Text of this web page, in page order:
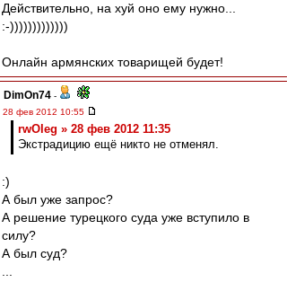
Действительно, на хуй оно ему нужно...
:-)))))))))))))
Онлайн армянских товарищей будет!
DimOn74 -
28 фев 2012 10:55
rwOleg » 28 фев 2012 11:35
Экстрадицию ещё никто не отменял.
:)
А был уже запрос?
А решение турецкого суда уже вступило в
силу?
А был суд?